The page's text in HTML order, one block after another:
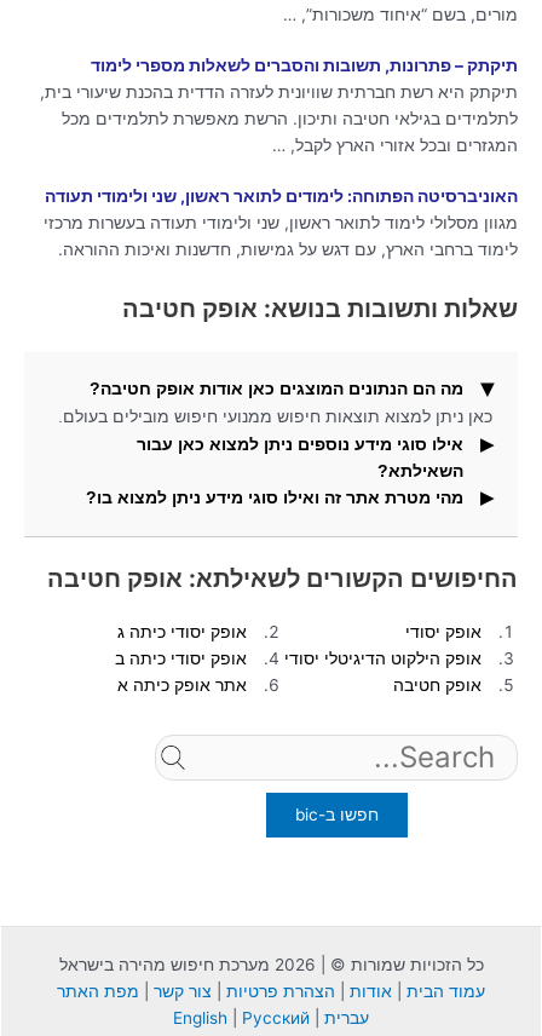
מורים, בשם “איחוד משכורות”, …
תיקתק – פתרונות, תשובות והסברים לשאלות מספרי לימוד
תיקתק היא רשת חברתית שוויונית לעזרה הדדית בהכנת שיעורי בית,
לתלמידים בגילאי חטיבה ותיכון. הרשת מאפשרת לתלמידים מכל
המגזרים ובכל אזורי הארץ לקבל, …
האוניברסיטה הפתוחה: לימודים לתואר ראשון, שני ולימודי תעודה
מגוון מסלולי לימוד לתואר ראשון, שני ולימודי תעודה בעשרות מרכזי
לימוד ברחבי הארץ, עם דגש על גמישות, חדשנות ואיכות ההוראה.
שאלות ותשובות בנושא: אופק חטיבה
מה הם הנתונים המוצגים כאן אודות אופק חטיבה?
כאן ניתן למצוא תוצאות חיפוש ממנועי חיפוש מובילים בעולם.
אילו סוגי מידע נוספים ניתן למצוא כאן עבור
השאילתא?
בעמוד זה תוכלו למצוא גם תמונות העונות לשאילתא: אופק
מהי מטרת אתר זה ואילו סוגי מידע ניתן למצוא בו?
החיפושים הקשורים לשאילתא: אופק חטיבה
אופק יסודי
אופק יסודי כיתה ג
אופק הילקוט הדיגיטלי יסודי
אופק יסודי כיתה ב
אופק חטיבה
אתר אופק כיתה א
for:
כל הזכויות שמורות © | 2026 מערכת חיפוש מהירה בישראל
עמוד הבית
אודות הצהרת פרטיות צור קשר
מפת האתר
עברית
English Русский